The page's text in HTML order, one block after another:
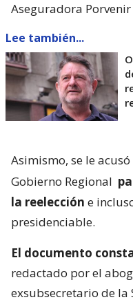
Aseguradora Porvenir
Lee también...
Asimismo, se le
Gobierno Regional
la reelección e
presidenciable.
El documento
redactado por el
exsubsecretario de la